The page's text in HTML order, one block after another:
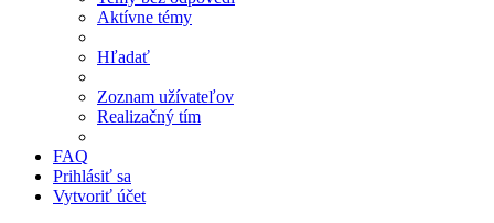
Aktívne témy
Hľadať
Zoznam užívateľov
Realizačný tím
FAQ
Prihlásiť sa
Vytvoriť účet